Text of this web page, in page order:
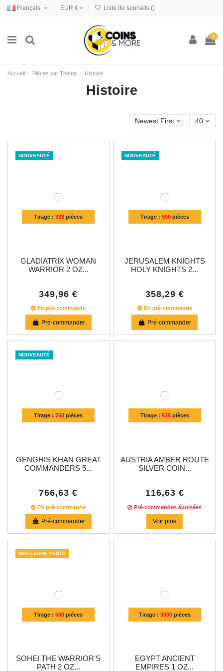
Français EUR € Liste de souhaits ()
0
Accueil Pièces par Thème Histoire
Histoire
Newest First 40
Tirage :333 pièces
NOUVEAUTÉ
GLADIATRIX WOMAN
WARRIOR 2 OZ...
349,96 €
En pré-commande
Pré-commander
Tirage : 500pièces
NOUVEAUTÉ
JERUSALEM KNIGHTS
HOLY KNIGHTS 2...
358,29 €
En pré-commande
Pré-commander
Tirage :750 pièces
NOUVEAUTÉ
GENGHIS KHAN GREAT
COMMANDERS 5...
766,63 €
En pré-commande
Pré-commander
Tirage : 525pièces
AUSTRIA AMBER ROUTE
SILVER COIN...
116,63 €
Pré-commandes épuisées
Voir plus
Tirage :500 pièces
MEILLEURE VENTE
SOHEI THE WARRIOR'S
PATH 2 OZ...
Tirage : 3000pièces
EGYPT ANCIENT
EMPIRES 1 OZ...